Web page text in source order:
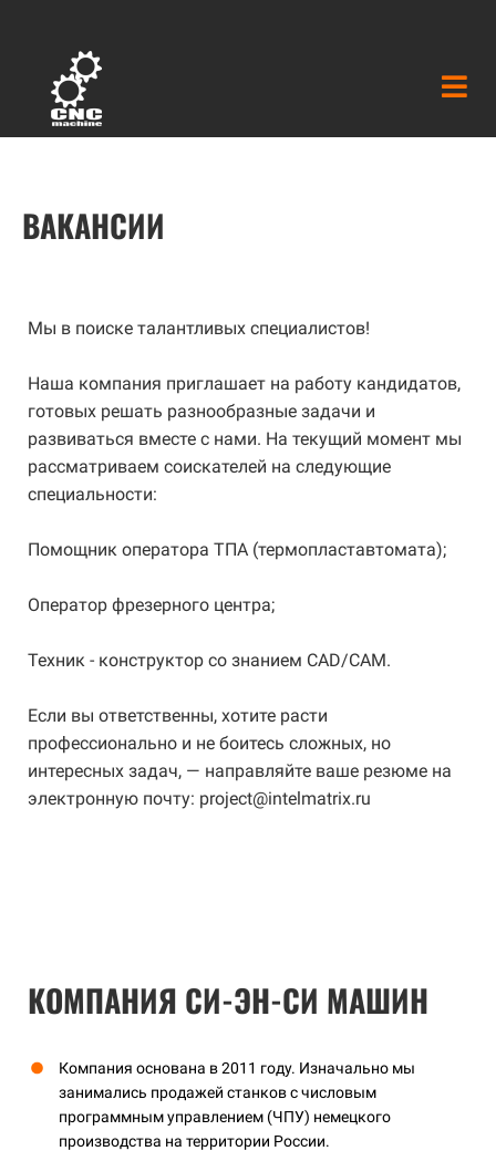
ВАКАНСИИ
Мы в поиске талантливых специалистов!
Наша компания приглашает на работу кандидатов,
готовых решать разнообразные задачи и
развиваться вместе с нами. На текущий момент мы
рассматриваем соискателей на следующие
специальности:
Помощник оператора ТПА (термопластавтомата);
Оператор фрезерного центра;
Техник - конструктор со знанием CAD/CAM.
Если вы ответственны, хотите расти
профессионально и не боитесь сложных, но
интересных задач, — направляйте ваше резюме на
электронную почту: project@intelmatrix.ru
КОМПАНИЯ СИ-ЭН-СИ МАШИН
Компания основана в 2011 году. Изначально мы
занимались продажей станков с числовым
программным управлением (ЧПУ) немецкого
производства на территории России.